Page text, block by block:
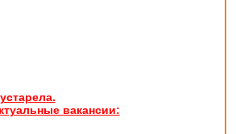
вакансии: